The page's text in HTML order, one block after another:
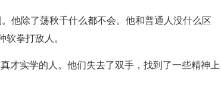
他除了荡秋千什么都不会。他和普通人没什么区
软拳打敌人。
才实学的人。他们失去了双手，找到了一些精神上